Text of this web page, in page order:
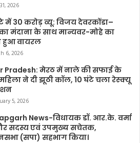
2026
में 30 करोड़ व्यू: विजय देवरकोंडा–
मंदाना के साथ मान्यवर-मोहे का
वायरल
6, 2026
Pradesh: मेरठ में नाले की सफाई के
ने दी झूठी कॉल, 10 घंटे चला रेस्क्यू
5, 2026
News-विधायक डॉ. आर.के. वर्मा
सदस्य एवं उपमुख्य सचेतक,
(सपा) सहभाग किया।